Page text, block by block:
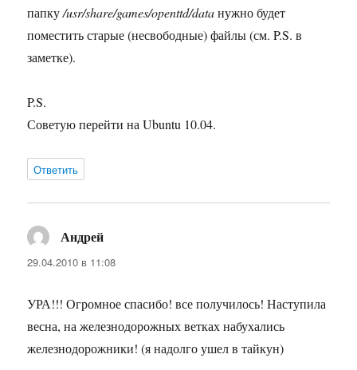
папку/usr/share/games/openttd/dataнужно будет
поместить старые (несвободные) файлы (см. P.S. в
заметке).
P.S.
Советую перейти на Ubuntu 10.04.
Ответить
Андрей
29.04.2010 в 11:08
УРА!!! Огромное спасибо! все получилось! Наступила
весна, на железнодорожных ветках набухались
железнодорожники! (я надолго ушел в тайкун)